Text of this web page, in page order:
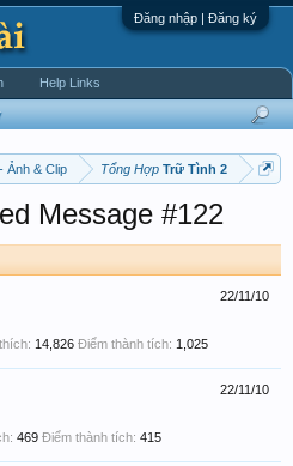
Đăng nhập | Đăng ký
Ảnh & Clip Tổng Hợp Trữ Tình 2
Message #122
22/11/10
14,826 Điểm thành tích: 1,025
22/11/10
469 Điểm thành tích: 415
Help Links